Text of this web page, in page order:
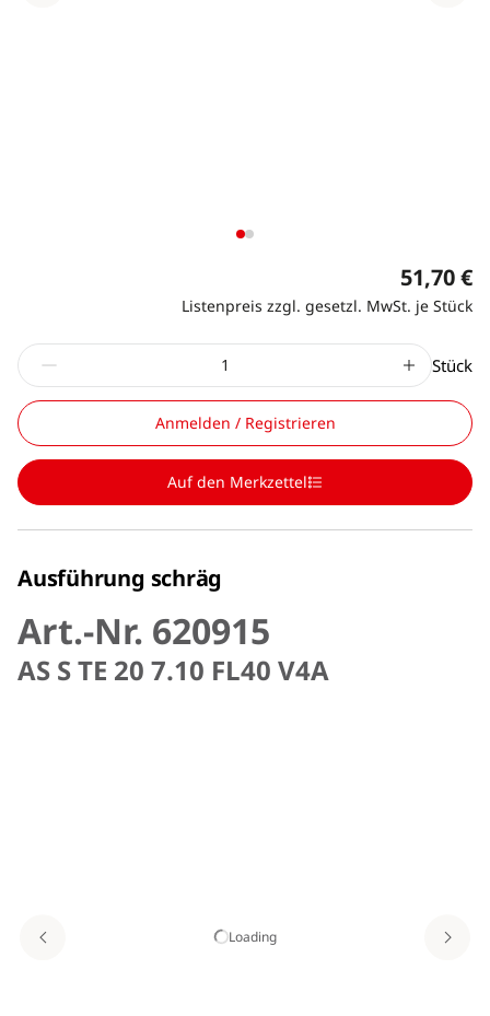
51,70 €
Listenpreis zzgl. gesetzl. MwSt. je Stück
Stück
Anmelden / Registrieren
Auf den Merkzettel
Ausführung schräg
Art.-Nr. 620915
AS S TE 20 7.10 FL40 V4A
Loading